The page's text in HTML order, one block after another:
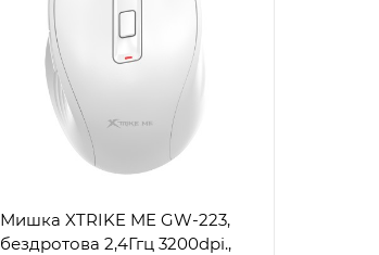
Мишка XTRIKE ME GW-223,
бездротова 2,4Ггц 3200dpi.,